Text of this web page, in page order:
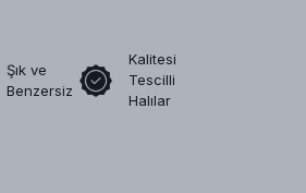
Şık ve
Benzersiz
Kalitesi
Tescilli
Halılar